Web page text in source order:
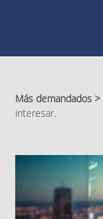
Más demandados >
interesar.